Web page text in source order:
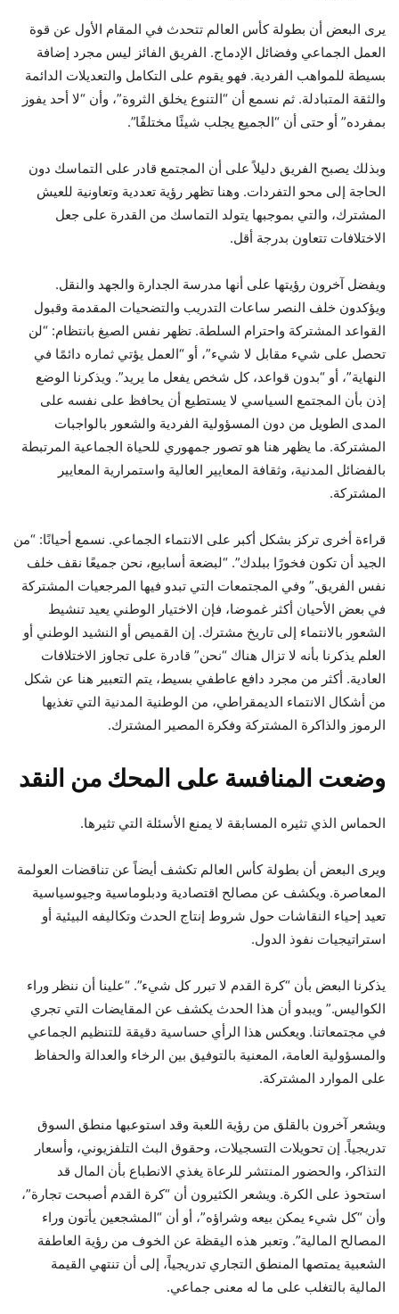
يرى البعض أن بطولة كأس العالم تتحدث في المقام الأول عن قوة
العمل الجماعي وفضائل الإدماج. الفريق الفائز ليس مجرد إضافة
بسيطة للمواهب الفردية. فهو يقوم على التكامل والتعديلات الدائمة
والثقة المتبادلة. ثم نسمع أن “التنوع يخلق الثروة”، وأن “لا أحد يفوز
بمفرده” أو حتى أن “الجميع يجلب شيئًا مختلفًا”.
وبذلك يصبح الفريق دليلاً على أن المجتمع قادر على التماسك دون
الحاجة إلى محو التفردات. وهنا تظهر رؤية تعددية وتعاونية للعيش
المشترك، والتي بموجبها يتولد التماسك من القدرة على جعل
الاختلافات تتعاون بدرجة أقل.
ويفضل آخرون رؤيتها على أنها مدرسة الجدارة والجهد والنقل.
ويؤكدون خلف النصر ساعات التدريب والتضحيات المقدمة وقبول
القواعد المشتركة واحترام السلطة. تظهر نفس الصيغ بانتظام: “لن
تحصل على شيء مقابل لا شيء”، أو “العمل يؤتي ثماره دائمًا في
النهاية”، أو “بدون قواعد، كل شخص يفعل ما يريد”. ويذكرنا الوضع
إذن بأن المجتمع السياسي لا يستطيع أن يحافظ على نفسه على
المدى الطويل من دون المسؤولية الفردية والشعور بالواجبات
المشتركة. ما يظهر هنا هو تصور جمهوري للحياة الجماعية المرتبطة
بالفضائل المدنية، وثقافة المعايير العالية واستمرارية المعايير
المشتركة.
قراءة أخرى تركز بشكل أكبر على الانتماء الجماعي. نسمع أحيانًا: “من
الجيد أن تكون فخورًا ببلدك”. “لبضعة أسابيع، نحن جميعًا نقف خلف
نفس الفريق.” وفي المجتمعات التي تبدو فيها المرجعيات المشتركة
في بعض الأحيان أكثر غموضا، فإن الاختيار الوطني يعيد تنشيط
الشعور بالانتماء إلى تاريخ مشترك. إن القميص أو النشيد الوطني أو
العلم يذكرنا بأنه لا تزال هناك “نحن” قادرة على تجاوز الاختلافات
العادية. أكثر من مجرد دافع عاطفي بسيط، يتم التعبير هنا عن شكل
من أشكال الانتماء الديمقراطي، من الوطنية المدنية التي تغذيها
الرموز والذاكرة المشتركة وفكرة المصير المشترك.
وضعت المنافسة على المحك من النقد
الحماس الذي تثيره المسابقة لا يمنع الأسئلة التي تثيرها.
ويرى البعض أن بطولة كأس العالم تكشف أيضاً عن تناقضات العولمة
المعاصرة. ويكشف عن مصالح اقتصادية ودبلوماسية وجيوسياسية
تعيد إحياء النقاشات حول شروط إنتاج الحدث وتكاليفه البيئية أو
استراتيجيات نفوذ الدول.
يذكرنا البعض بأن “كرة القدم لا تبرر كل شيء”. “علينا أن ننظر وراء
الكواليس.” ويبدو أن هذا الحدث يكشف عن المقايضات التي تجري
في مجتمعاتنا. ويعكس هذا الرأي حساسية دقيقة للتنظيم الجماعي
والمسؤولية العامة، المعنية بالتوفيق بين الرخاء والعدالة والحفاظ
على الموارد المشتركة.
ويشعر آخرون بالقلق من رؤية اللعبة وقد استوعبها منطق السوق
تدريجياً. إن تحويلات التسجيلات، وحقوق البث التلفزيوني، وأسعار
التذاكر، والحضور المنتشر للرعاة يغذي الانطباع بأن المال قد
استحوذ على الكرة. ويشعر الكثيرون أن “كرة القدم أصبحت تجارة”،
وأن “كل شيء يمكن بيعه وشراؤه”، أو أن “المشجعين يأتون وراء
المصالح المالية”. وتعبر هذه اليقظة عن الخوف من رؤية العاطفة
الشعبية يمتصها المنطق التجاري تدريجياً، إلى أن تنتهي القيمة
المالية بالتغلب على ما له معنى جماعي.